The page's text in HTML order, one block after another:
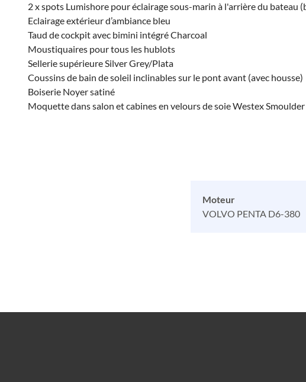
2 x spots Lumishore pour éclairage sous-marin à l'arrière du bateau
Eclairage extérieur d’ambiance bleu
Taud de cockpit avec bimini intégré Charcoal
Moustiquaires pour tous les hublots
Sellerie supérieure Silver Grey/Plata
Coussins de bain de soleil inclinables sur le pont avant (avec housse)
Boiserie Noyer satiné
Moquette dans salon et cabines en velours de soie Westex Smoulder
Moteur
VOLVO PENTA D6-380